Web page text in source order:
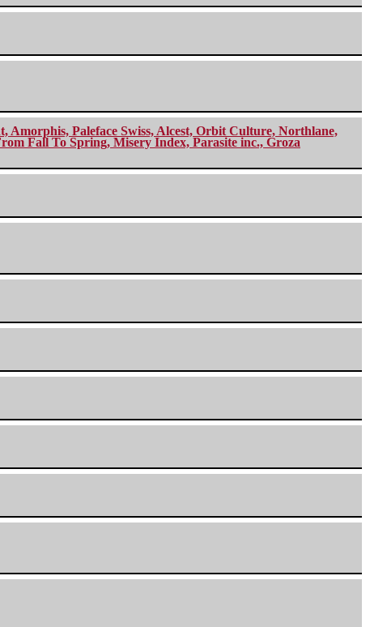
Amorphis, Paleface Swiss, Alcest, Orbit Culture, Northlane,
Fall To Spring, Misery Index, Parasite inc., Groza